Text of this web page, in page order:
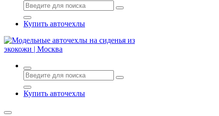
Купить авточехлы
Авточехлы с доставкой и установкой в Москве
Купить авточехлы